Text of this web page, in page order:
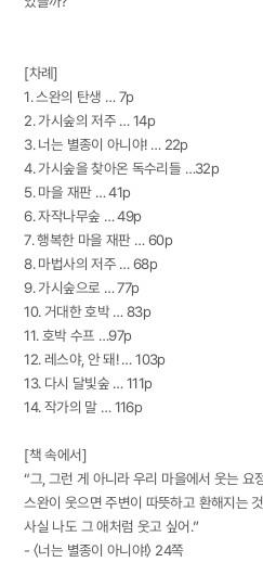
[차례]
1. 스완의 탄생 … 7p
2. 가시숲의 저주 … 14p
3. 너는 별종이 아니야! … 22p
4. 가시숲을 찾아온 독수리들 …32p
5. 마을 재판 … 41p
6. 자작나무숲 … 49p
7. 행복한 마을 재판 … 60p
8. 마법사의 저주 … 68p
9. 가시숲으로 … 77p
10. 거대한 호박 … 83p
11. 호박 수프 …97p
12. 레스야, 안 돼! … 103p
13. 다시 달빛숲 … 111p
14. 작가의 말 … 116p
[책 속에서]
“그, 그런 게 아니라 우리 마을에서 웃는 요
스완이 웃으면 주변이 따뜻하고 환해지는
사실 나도 그 애처럼 웃고 싶어.”
- 〈너는 별종이 아니야!〉 24쪽